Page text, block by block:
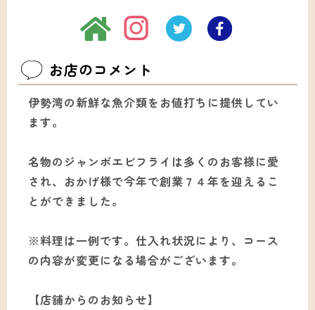
お店のコメント
伊勢湾の新鮮な魚介類をお値打ちに提供してい
ます。
名物のジャンボエビフライは多くのお客様に愛
され、おかげ様で今年で創業７４年を迎えるこ
とができました。
※料理は一例です。仕入れ状況により、コース
の内容が変更になる場合がございます。
【店舗からのお知らせ】